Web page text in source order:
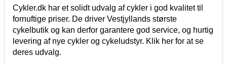
Cykler.dk har et solidt udvalg af cykler i god kvalitet til
fornuftige priser. De driver Vestjyllands største
cykelbutik og kan derfor garantere god service, og hurtig
levering af nye cykler og cykeludstyr. Klik her for at se
deres udvalg.